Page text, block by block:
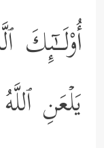
أُوْلَــٰۤىِٕكَ
یَلۡعَنِ